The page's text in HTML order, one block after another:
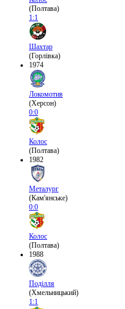
(Полтава)
1:1
Шахтар
(Горлівка)
1974
Локомотив
(Херсон)
0:0
Колос
(Полтава)
1982
Металург
(Кам'янське)
0:0
Колос
(Полтава)
1988
Поділля
(Хмельницький)
1:1